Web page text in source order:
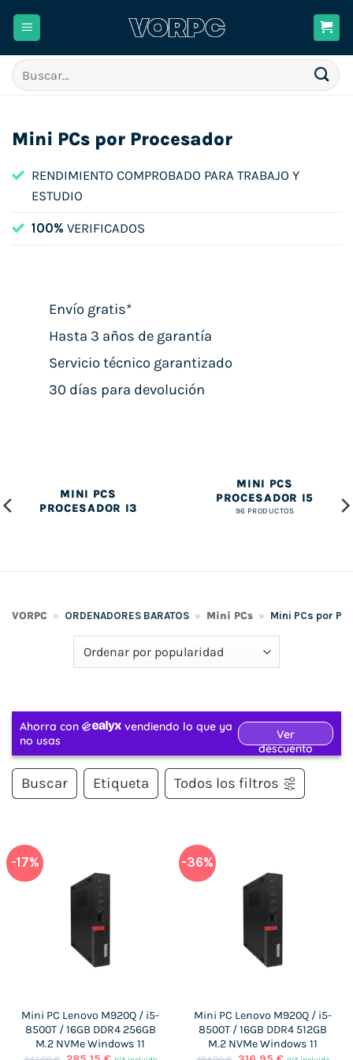
Buscar
por:
Mini PCs por Procesador
RENDIMIENTO COMPROBADO PARA TRABAJO Y
ESTUDIO
100% VERIFICADOS
Envío gratis*
Hasta 3 años de garantía
Servicio técnico garantizado
30 días para devolución
MINI PCS
PROCESADOR I3
MINI PCS
PROCESADOR I5
96 PRODUCTOS
VORPC » ORDENADORES BARATOS » Mini PCs » Mini PCs por
Buscar Etiqueta Todos los filtros
-17%
Mini PC Lenovo M920Q / i5-
8500T / 16GB DDR4 256GB
M.2 NVMe Windows 11
-36%
Mini PC Lenovo M920Q / i5-
8500T / 16GB DDR4 512GB
M.2 NVMe Windows 11